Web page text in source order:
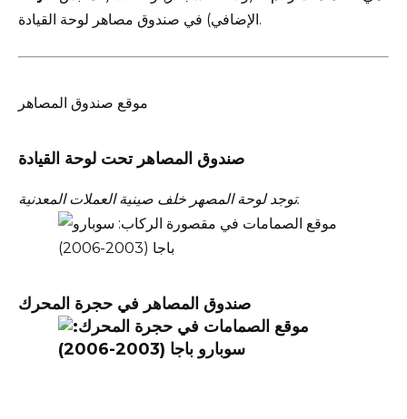
الإضافي) في صندوق مصاهر لوحة القيادة.
موقع صندوق المصاهر
صندوق المصاهر تحت لوحة القيادة
توجد لوحة المصهر خلف صينية العملات المعدنية.
صندوق المصاهر في حجرة المحرك